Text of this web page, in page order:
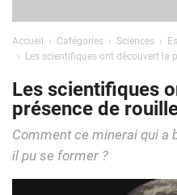
Accueil Catégories Sciences
Les scientifiques ont découvert la
Les scientifiques
présence de
Comment ce minerai qui a
il pu se former ?